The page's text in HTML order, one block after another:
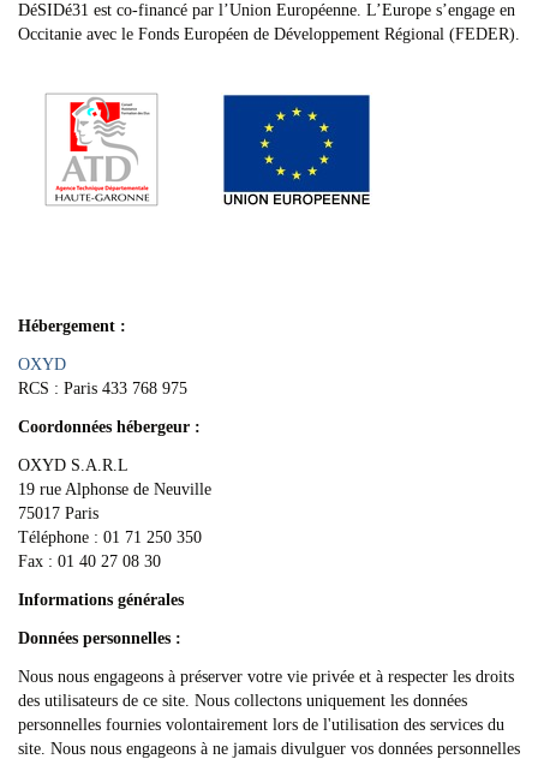
DéSIDé31 est co-financé par l’Union Européenne. L’Europe s’engage en
Occitanie avec le Fonds Européen de Développement Régional (FEDER).
Hébergement :
OXYD
RCS : Paris 433 768 975
Coordonnées hébergeur :
OXYD S.A.R.L
19 rue Alphonse de Neuville
75017 Paris
Téléphone : 01 71 250 350
Fax : 01 40 27 08 30
Informations générales
Données personnelles :
Nous nous engageons à préserver votre vie privée et à respecter les droits
des utilisateurs de ce site. Nous collectons uniquement les données
personnelles fournies volontairement lors de l'utilisation des services du
site. Nous nous engageons à ne jamais divulguer vos données personnelles